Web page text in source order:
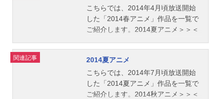
こちらでは、2014年4月頃放送開始
した「2014春アニメ」作品を一覧で
ご紹介します。2014夏アニメ＞＞＜
関連記事
2014夏アニメ
こちらでは、2014年7月頃放送開始
した「2014夏アニメ」作品を一覧で
ご紹介します。2014秋アニメ＞＞＜